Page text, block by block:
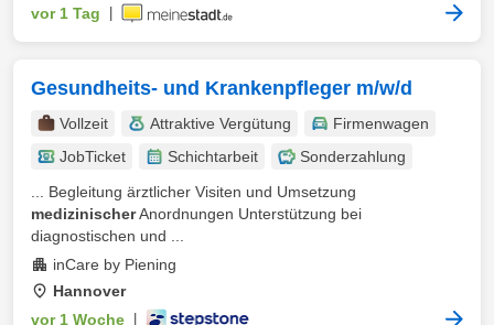
vor 1 Tag
Gesundheits- und Krankenpfleger m/w/d
Vollzeit Attraktive Vergütung
Firmenwagen
JobTicket
Schichtarbeit
Sonderzahlung
... Begleitung ärztlicher Visiten und Umsetzung
medizinischerAnordnungen Unterstützung bei
diagnostischen und ...
inCare by Piening
Hannover
vor 1 Woche